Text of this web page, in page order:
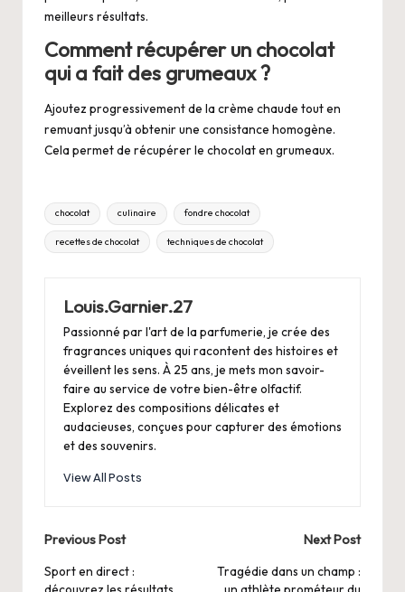
meilleurs résultats.
Comment récupérer un chocolat
qui a fait des grumeaux ?
Ajoutez progressivement de la crème chaude tout en
remuant jusqu’à obtenir une consistance homogène.
Cela permet de récupérer le chocolat en grumeaux.
Tags:
chocolat culinaire fondre chocolat
recettes de chocolat techniques de chocolat
Louis.Garnier.27
Passionné par l'art de la parfumerie, je crée des
fragrances uniques qui racontent des histoires et
éveillent les sens. À 25 ans, je mets mon savoir-
faire au service de votre bien-être olfactif.
Explorez des compositions délicates et
audacieuses, conçues pour capturer des émotions
et des souvenirs.
View All Posts
Post
navigation
Previous Post
Sport en direct :
Next Post
Tragédie dans un champ :